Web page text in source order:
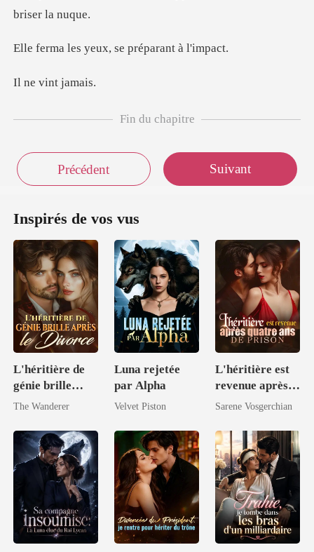
yeux, se prépar
vint j
Fin du chapitre
Précédent Suivant
Inspirés de vos vus
L'héritière de
génie brille
après le divorce
The Wanderer
Luna rejetée
par Alpha
Velvet Piston
L'héritière est
revenue après
quatre ans de
Sarene Vosgerchian